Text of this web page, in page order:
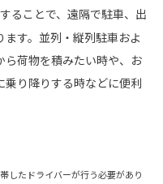
することで、遠隔で駐車、出
す。並列・縦列駐車およ
ら荷物を積みたい時や、お
り降りする時などに便利
したドライバーが行う必要があり